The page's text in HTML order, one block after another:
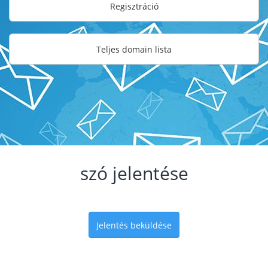
Regisztráció
Teljes domain lista
szó jelentése
Jelentés beküldése